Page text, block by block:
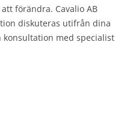
förändra. Cavalio AB
diskuteras utifrån dina
med specialist